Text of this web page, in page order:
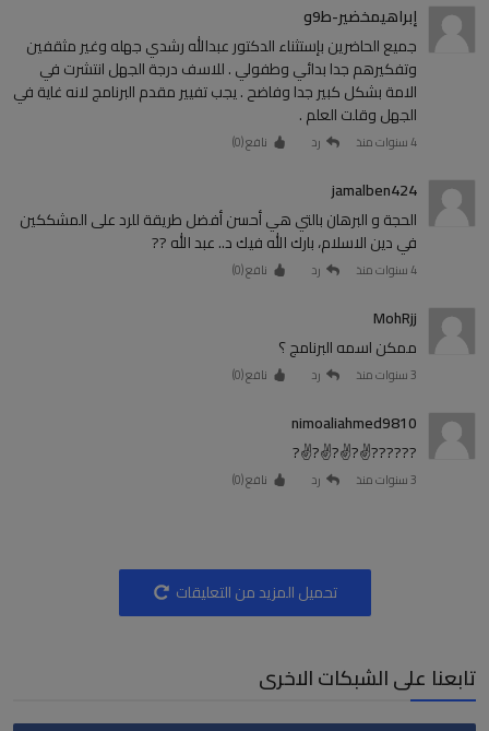
إبراهيمخضير-ط9و
جميع الحاضرين بإستثناء الدكتور عبدالله رشدي جهله وغير مثقفين
وتفكيرهم جدا بدائي وطفولي . للاسف درجة الجهل انتشرت في
الامة بشكل كبير جدا وفاضح . يجب تفيير مقدم البرنامج لانه غاية في
الجهل وقلت العلم .
4 سنوات منذ رد نافع (0
)
jamalben424
الحجة و البرهان بالتي هي أحسن أفضل طريقة للرد على المشككين
في دين الاسلام، بارك الله فيك د.. عبد الله ??
4 سنوات منذ رد نافع (0
)
MohRjj
ممكن اسمه البرنامج ؟
3 سنوات منذ رد نافع (0
)
nimoaliahmed9810
??????✌?✌?✌?✌?
3 سنوات منذ رد نافع (0
)
تحميل المزيد من التعليقات
تابعنا على الشبكات الاخرى